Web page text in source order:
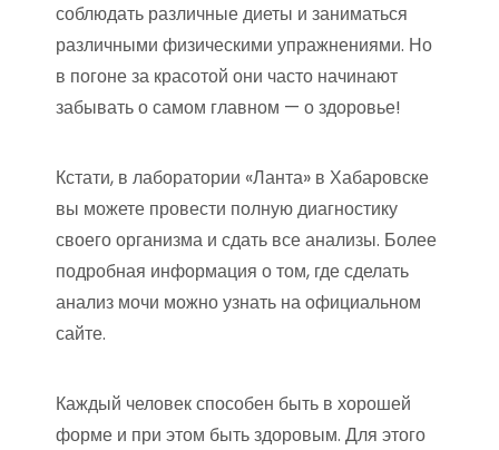
соблюдать различные диеты и заниматься
различными физическими упражнениями. Но
в погоне за красотой они часто начинают
забывать о самом главном — о здоровье!
Кстати, в лаборатории «Ланта» в Хабаровске
вы можете провести полную диагностику
своего организма и сдать все анализы. Более
подробная информация о том, где сделать
анализ мочи можно узнать на официальном
сайте.
Каждый человек способен быть в хорошей
форме и при этом быть здоровым. Для этого